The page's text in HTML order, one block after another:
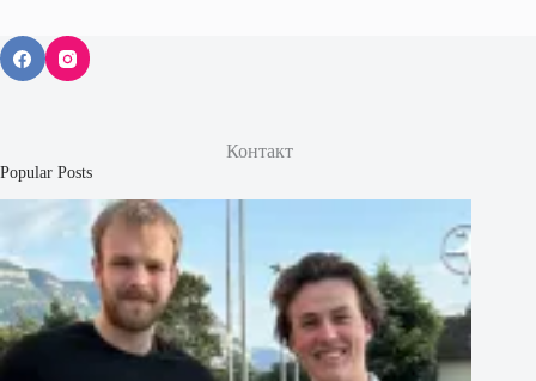
Контакт
Popular Posts